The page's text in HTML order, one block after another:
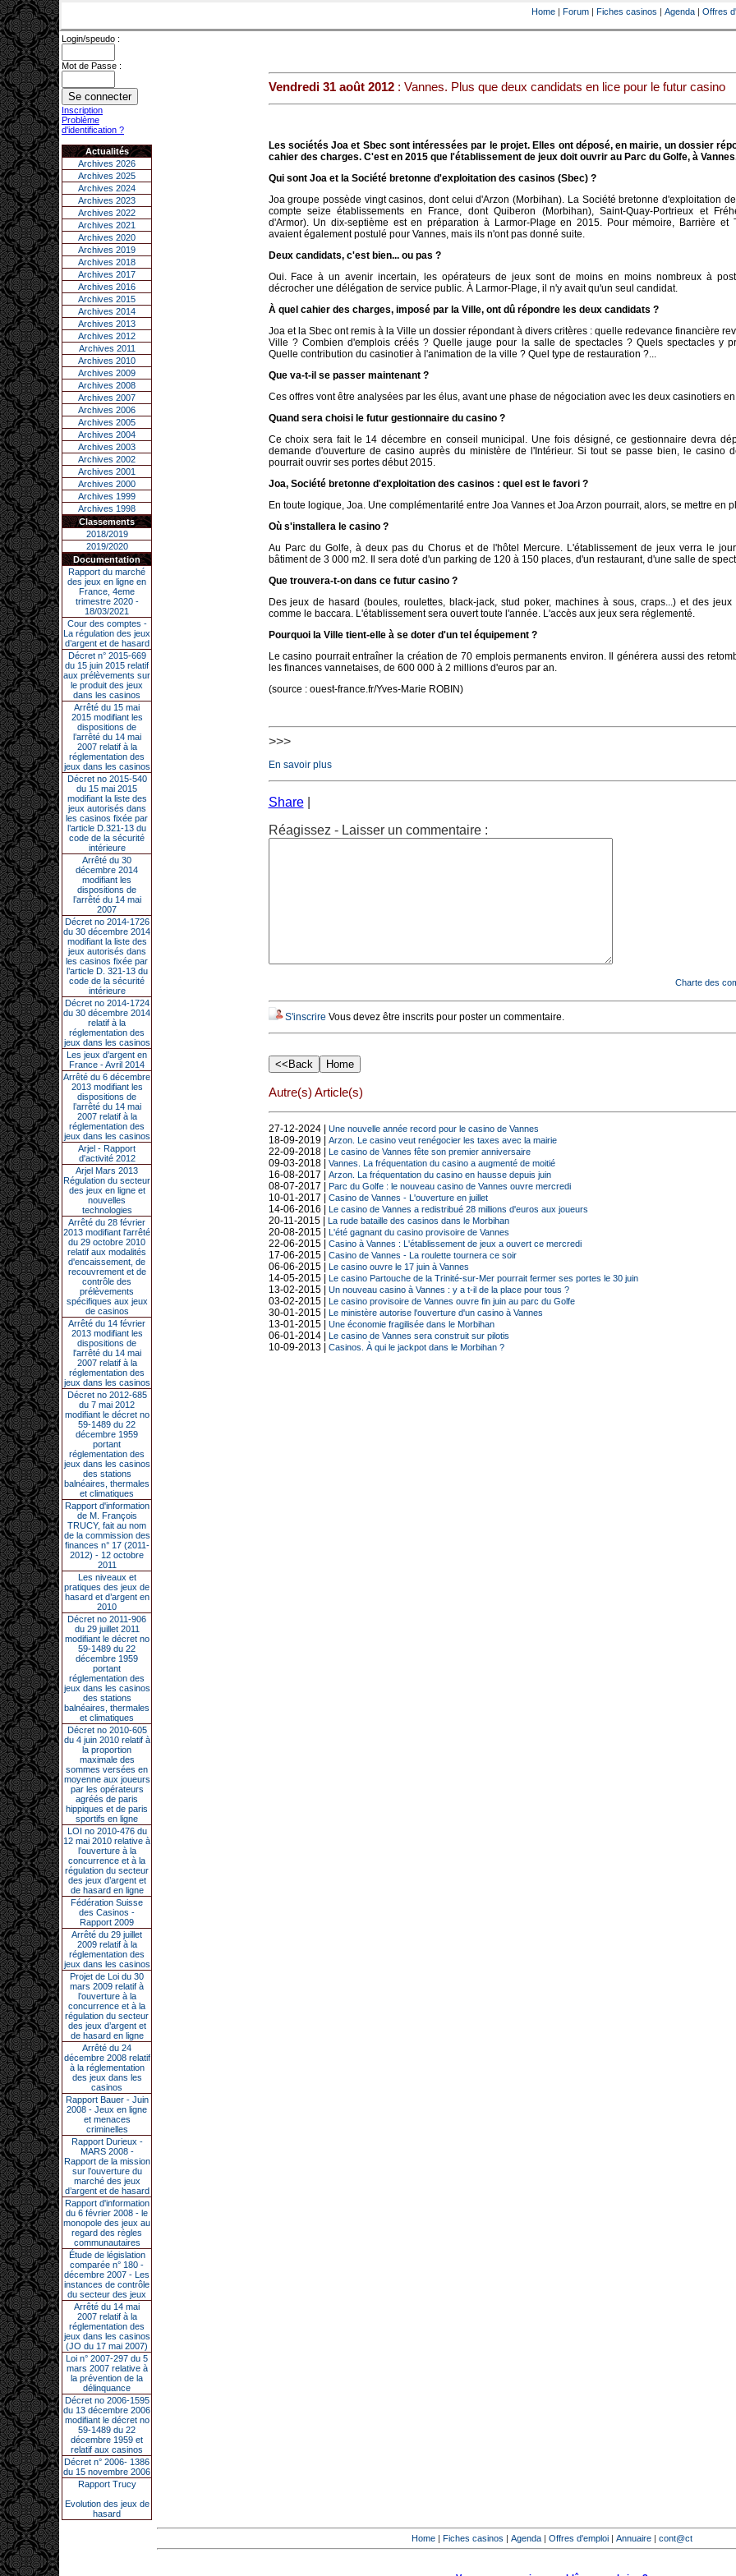
Home | Forum | Fiches casinos | Agenda | Offres
Login/speudo :
Mot de Passe :
Inscription
Problème
d'identification ?
Actualités
Archives 2026
Archives 2025
Archives 2024
Archives 2023
Archives 2022
Archives 2021
Archives 2020
Archives 2019
Archives 2018
Archives 2017
Archives 2016
Archives 2015
Archives 2014
Archives 2013
Archives 2012
Archives 2011
Archives 2010
Archives 2009
Archives 2008
Archives 2007
Archives 2006
Archives 2005
Archives 2004
Archives 2003
Archives 2002
Archives 2001
Archives 2000
Archives 1999
Archives 1998
Classements
2018/2019
2019/2020
Documentation
Rapport du marché
des jeux en ligne en
France, 4eme
trimestre 2020 -
18/03/2021
Cour des comptes -
La régulation des jeux
d’argent et de hasard
Décret n° 2015-669
du 15 juin 2015 relatif
aux prélèvements sur
le produit des jeux
dans les casinos
Arrêté du 15 mai
2015 modifiant les
dispositions de
l’arrêté du 14 mai
2007 relatif à la
réglementation des
jeux dans les casinos
Décret no 2015-540
du 15 mai 2015
modifiant la liste des
jeux autorisés dans
les casinos fixée par
l’article D.321-13 du
code de la sécurité
intérieure
Arrêté du 30
décembre 2014
modifiant les
dispositions de
l’arrêté du 14 mai
2007
Décret no 2014-1726
du 30 décembre 2014
modifiant la liste des
jeux autorisés dans
les casinos fixée par
l’article D. 321-13 du
code de la sécurité
intérieure
Décret no 2014-1724
du 30 décembre 2014
relatif à la
réglementation des
jeux dans les casinos
Les jeux d’argent en
France - Avril 2014
Arrêté du 6 décembre
2013 modifiant les
dispositions de
l’arrêté du 14 mai
2007 relatif à la
réglementation des
jeux dans les casinos
Arjel - Rapport
d'activité 2012
Arjel Mars 2013
Régulation du secteur
des jeux en ligne et
nouvelles
technologies
Arrêté du 28 février
2013 modifiant l'arrêté
du 29 octobre 2010
relatif aux modalités
d'encaissement, de
recouvrement et de
contrôle des
prélèvements
spécifiques aux jeux
de casinos
Arrêté du 14 février
2013 modifiant les
dispositions de
l'arrêté du 14 mai
2007 relatif à la
réglementation des
jeux dans les casinos
Décret no 2012-685
du 7 mai 2012
modifiant le décret no
59-1489 du 22
décembre 1959
portant
réglementation des
jeux dans les casinos
des stations
balnéaires, thermales
et climatiques
Rapport d'information
de M. François
TRUCY, fait au nom
de la commission des
finances n° 17 (2011-
2012) - 12 octobre
2011
Les niveaux et
pratiques des jeux de
hasard et d’argent en
2010
Décret no 2011-906
du 29 juillet 2011
modifiant le décret no
59-1489 du 22
décembre 1959
portant
réglementation des
jeux dans les casinos
des stations
balnéaires, thermales
et climatiques
Décret no 2010-605
du 4 juin 2010 relatif à
la proportion
maximale des
sommes versées en
moyenne aux joueurs
par les opérateurs
agréés de paris
hippiques et de paris
sportifs en ligne
LOI no 2010-476 du
12 mai 2010 relative à
l’ouverture à la
concurrence et à la
régulation du secteur
des jeux d’argent et
de hasard en ligne
Fédération Suisse
des Casinos -
Rapport 2009
Arrêté du 29 juillet
2009 relatif à la
réglementation des
jeux dans les casinos
Projet de Loi du 30
mars 2009 relatif à
l’ouverture à la
concurrence et à la
régulation du secteur
des jeux d’argent et
de hasard en ligne
Arrêté du 24
décembre 2008 relatif
à la réglementation
des jeux dans les
casinos
Rapport Bauer - Juin
2008 - Jeux en ligne
et menaces
criminelles
Rapport Durieux -
MARS 2008 -
Rapport de la mission
sur l’ouverture du
marché des jeux
d’argent et de hasard
Rapport d'information
du 6 février 2008 - le
monopole des jeux au
regard des règles
communautaires
Étude de législation
comparée n° 180 -
décembre 2007 - Les
instances de contrôle
du secteur des jeux
Arrêté du 14 mai
2007 relatif à la
réglementation des
jeux dans les casinos
(JO du 17 mai 2007)
Loi n° 2007-297 du 5
mars 2007 relative à
la prévention de la
délinquance
Décret no 2006-1595
du 13 décembre 2006
modifiant le décret no
59-1489 du 22
décembre 1959 et
relatif aux casinos
Décret n° 2006- 1386
du 15 novembre 2006
Rapport Trucy
Evolution des jeux de
hasard
Vendredi 31 août 2012: Vannes. Plus que deux candidats en lice pour le futur casino
Les sociétés Joa et Sbec sont intéressées par le projet. Elles ont déposé, en mairie, un dossier
cahier des charges. C'est en 2015 que l'établissement de jeux doit ouvrir au Parc du Golfe, à
Qui sont Joa et la Société bretonne d'exploitation des casinos (Sbec) ?
Joa groupe possède vingt casinos, dont celui d'Arzon (Morbihan). La Société bretonne d'exploitation
compte seize établissements en France, dont Quiberon (Morbihan), Saint-Quay-Portrieux et
d'Armor). Un dix-septième est en préparation à Larmor-Plage en 2015. Pour mémoire, Barrière et
avaient également postulé pour Vannes, mais ils n'ont pas donné suite.
Deux candidats, c'est bien... ou pas ?
Oui. Face à un avenir incertain, les opérateurs de jeux sont de moins en moins nombreux à
décrocher une délégation de service public. À Larmor-Plage, il n'y avait qu'un seul candidat.
À quel cahier des charges, imposé par la Ville, ont dû répondre les deux candidats ?
Joa et la Sbec ont remis à la Ville un dossier répondant à divers critères : quelle redevance financière
Ville ? Combien d'emplois créés ? Quelle jauge pour la salle de spectacles ? Quels spectacles y
Quelle contribution du casinotier à l'animation de la ville ? Quel type de restauration ?...
Que va-t-il se passer maintenant ?
Ces offres vont être analysées par les élus, avant une phase de négociation avec les deux casinotiers
Quand sera choisi le futur gestionnaire du casino ?
Ce choix sera fait le 14 décembre en conseil municipal. Une fois désigné, ce gestionnaire devra
demande d'ouverture de casino auprès du ministère de l'Intérieur. Si tout se passe bien, le casino
pourrait ouvrir ses portes début 2015.
Joa, Société bretonne d'exploitation des casinos : quel est le favori ?
En toute logique, Joa. Une complémentarité entre Joa Vannes et Joa Arzon pourrait, alors, se mettre en
Où s'installera le casino ?
Au Parc du Golfe, à deux pas du Chorus et de l'hôtel Mercure. L'établissement de jeux verra le
bâtiment de 3 000 m2. Il sera doté d'un parking de 120 à 150 places, d'un restaurant, d'une salle de
Que trouvera-t-on dans ce futur casino ?
Des jeux de hasard (boules, roulettes, black-jack, stud poker, machines à sous, craps...) et des jeux
comme le baccara. L'établissement sera ouvert toute l'année. L'accès aux jeux sera réglementé.
Pourquoi la Ville tient-elle à se doter d'un tel équipement ?
Le casino pourrait entraîner la création de 70 emplois permanents environ. Il générera aussi des
les finances vannetaises, de 600 000 à 2 millions d'euros par an.
(source : ouest-france.fr/Yves-Marie ROBIN)
>>>
En savoir plus
Share
Réagissez - Laisser un commentaire :
Charte des
S'inscrire Vous devez être inscrits pour poster un commentaire.
Autre(s) Article(s)
27-12-2024 | Une nouvelle année record pour le casino de Vannes
18-09-2019 | Arzon. Le casino veut renégocier les taxes avec la mairie
22-09-2018 | Le casino de Vannes fête son premier anniversaire
09-03-2018 | Vannes. La fréquentation du casino a augmenté de moitié
16-08-2017 | Arzon. La fréquentation du casino en hausse depuis juin
08-07-2017 | Parc du Golfe : le nouveau casino de Vannes ouvre mercredi
10-01-2017 | Casino de Vannes - L'ouverture en juillet
14-06-2016 | Le casino de Vannes a redistribué 28 millions d'euros aux joueurs
20-11-2015 | La rude bataille des casinos dans le Morbihan
20-08-2015 | L'été gagnant du casino provisoire de Vannes
22-06-2015 | Casino à Vannes : L'établissement de jeux a ouvert ce mercredi
17-06-2015 | Casino de Vannes - La roulette tournera ce soir
06-06-2015 | Le casino ouvre le 17 juin à Vannes
14-05-2015 | Le casino Partouche de la Trinité-sur-Mer pourrait fermer ses portes le 30 juin
13-02-2015 | Un nouveau casino à Vannes : y a t-il de la place pour tous ?
03-02-2015 | Le casino provisoire de Vannes ouvre fin juin au parc du Golfe
30-01-2015 | Le ministère autorise l'ouverture d'un casino à Vannes
13-01-2015 | Une économie fragilisée dans le Morbihan
06-01-2014 | Le casino de Vannes sera construit sur pilotis
10-09-2013 | Casinos. À qui le jackpot dans le Morbihan ?
Home | Fiches casinos | Agenda | Offres d'emploi | Annuaire | cont@ct